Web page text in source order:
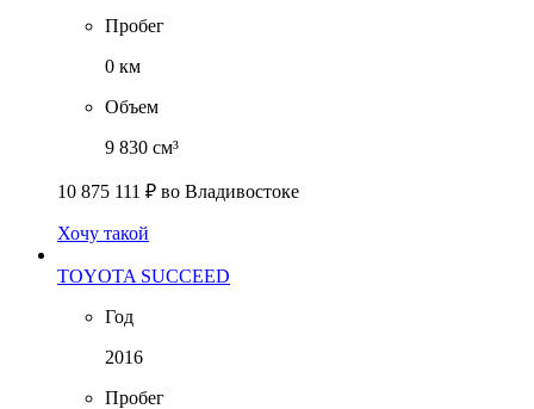
Пробег
0 км
Объем
9 830 см³
10 875 111 ₽ во Владивостоке
Хочу такой
TOYOTA SUCCEED
Год
2016
Пробег